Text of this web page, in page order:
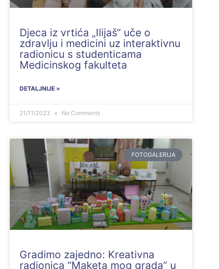
Djeca iz vrtića „Ilijaš“ uče o
zdravlju i medicini uz interaktivnu
radionicu s studenticama
Medicinskog fakulteta
DETALJNIJE »
21/11/2023 No Comments
FOTOGALERIJA
Gradimo zajedno: Kreativna
radionica “Maketa mog grada” u